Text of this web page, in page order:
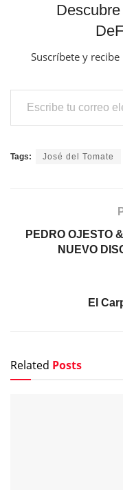
Suscríbete y
Escribe tu correo electrónico…
Tags: José del Tomate
PEDRO OJESTO
NUEVO
El
Related Posts